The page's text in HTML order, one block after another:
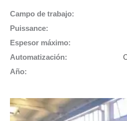
Campo de trabajo:
Puissance:
Espesor máximo:
Automatización:
Año: